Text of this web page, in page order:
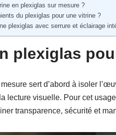
en plexiglas sur mesure ?
du plexiglas pour une vitrine ?
plexiglas avec serrure et éclairage
plexiglas
sert d’abord à isoler
lecture visuelle. Pour cet
transparence, sécurité et